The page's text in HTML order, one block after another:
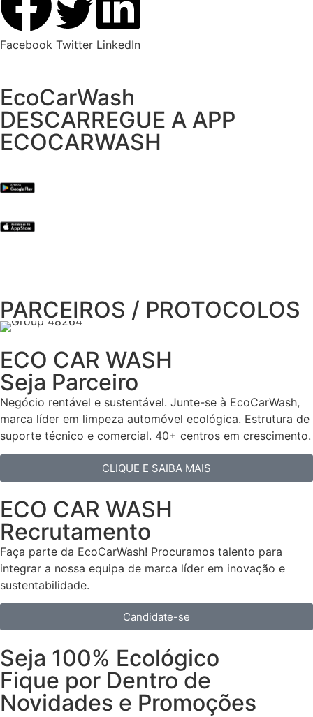
Facebook Twitter LinkedIn
EcoCarWash
DESCARREGUE A APP
ECOCARWASH
PARCEIROS / PROTOCOLOS
ECO CAR WASH
Seja Parceiro
Negócio rentável e sustentável. Junte-se à EcoCarWash,
marca líder em limpeza automóvel ecológica. Estrutura de
suporte técnico e comercial. 40+ centros em crescimento.
CLIQUE E SAIBA MAIS
ECO CAR WASH
Recrutamento
Faça parte da EcoCarWash! Procuramos talento para
integrar a nossa equipa de marca líder em inovação e
sustentabilidade.
Candidate-se
Seja 100% Ecológico
Fique por Dentro de
Novidades e Promoções